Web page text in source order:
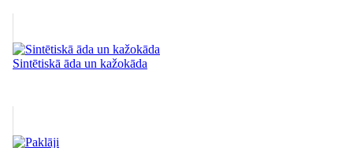
Sintētiskā āda un kažokāda